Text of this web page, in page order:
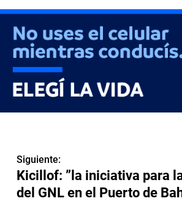
Siguiente:
Kicillof: ”la iniciativa para
del GNL en el Puerto de